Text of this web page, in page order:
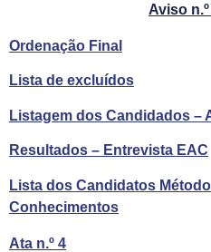
Aviso
Ordenação Final
Lista de excluídos
Listagem dos Candidados –
Resultados – Entrevista EAC
Lista dos Candidatos
Conhecimentos
Ata n.º 4